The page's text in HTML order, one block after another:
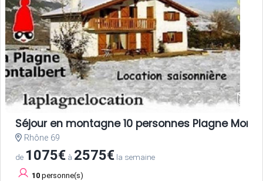
Séjour en montagne 10 personnes Plagne
Rhône 69
de 1075€ à 2575€ la semaine
10 personne(s)